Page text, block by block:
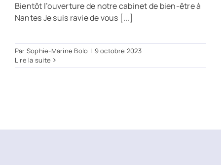
Bientôt l’ouverture de notre cabinet de bien-être à
Nantes Je suis ravie de vous [...]
Par Sophie-Marine Bolo | 9 octobre 2023
Lire la suite